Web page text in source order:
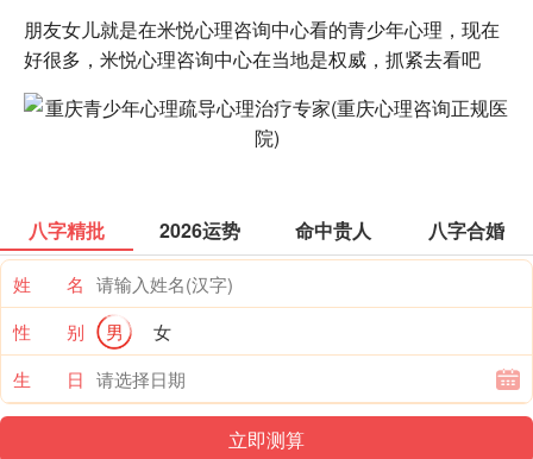
朋友女儿就是在米悦心理咨询中心看的青少年心理，现在
好很多，米悦心理咨询中心在当地是权威，抓紧去看吧
八字精批 2026运势 命中贵人 八字合婚
姓 名
性 别
男
女
生 日